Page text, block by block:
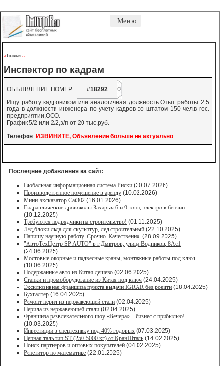
Меню
->Главная - -
Инспектор по кадрам
ОБЪЯВЛЕНИЕ НОМЕР:
#18292
Ищу работу кадровиком или аналогичная должность.Опыт работы 2.5
года в должности инженера по учету кадров со штатом 150 чел.в гос.
предприятии,ООО.
График 5/2 или 2/2,з/п от 20 тыс.руб.
Телефон: ИЗВИНИТЕ, Объявление больше не актуально
Последние добавления на сайт:
Глобальная информационная система Риски (30.07.2026)
Производственное помещение в аренду (10.02.2026)
Мини-экскаватор Cat302 (16.01.2026)
Гидравлические дровоколы Захарыч 6 и 9 тонн, электро и бензин
(10.12.2025)
Требуются подрядчики на строительство! (01.11.2025)
Лед,блоки льда для скульптур, лед строительный (22.10.2025)
Напишу научную работу. Срочно. Качественно. (28.09.2025)
"АвтоТехЦентр SP AUTO" в г.Дмитров, улица Водников, 8Ас1
(24.06.2025)
Мостовые опорные и подвесные краны, монтажные работы под ключ
(10.06.2025)
Подержанные авто из Китая дешево (02.06.2025)
Станки и промоборудование из Китая под ключ (24.04.2025)
Эксклюзивная франшиза пункта выдачи IGRAR без роялти (18.04.2025)
Бухгалтер (16.04.2025)
Ремонт перил из нержавеющей стали (02.04.2025)
Перила из нержавеющей стали (02.04.2025)
Франшиза развлекательного шоу «Вечера» – бизнес с прибылью!
(10.03.2025)
Инвестиции в спецтехнику под 40% годовых (07.03.2025)
Цепная таль тип ST (250-5000 кг) от КранШталь (14.02.2025)
Поиск партнеров и оптовых покупателей (04.02.2025)
Репетитор по математике (22.01.2025)